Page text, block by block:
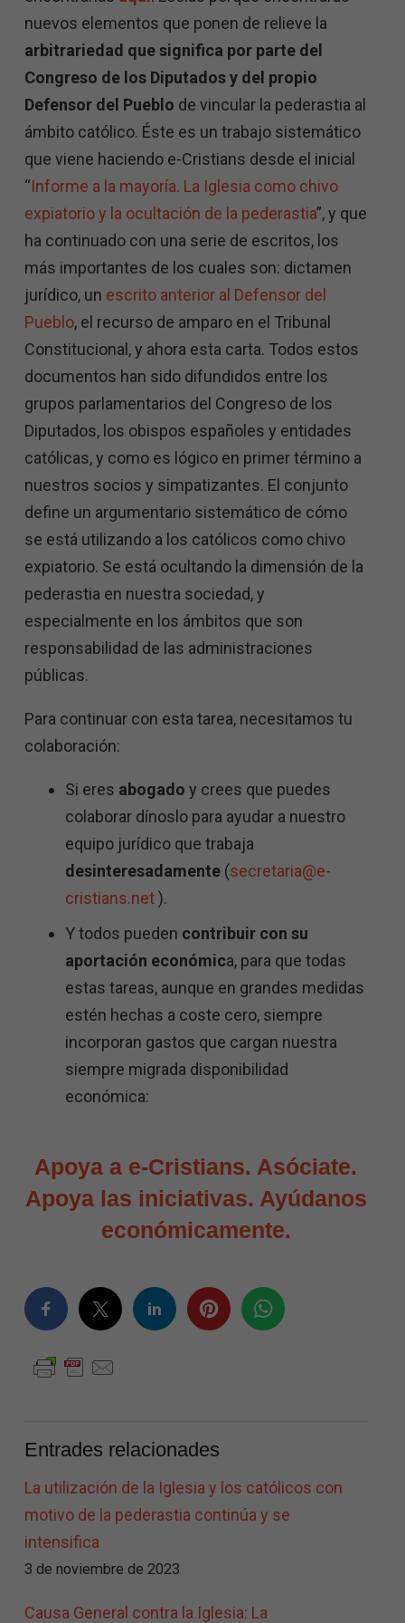
nuevos elementos que ponen de relieve la
arbitrariedad que significa por parte del
Congreso de los Diputados y del propio
Defensor del Pueblo de vincular la pederastia al
ámbito católico. Éste es un trabajo sistemático
que viene haciendo e-Cristians desde el inicial
“Informe a la mayoría. La Iglesia como chivo
expiatorio y la ocultación de la pederastia”, y que
ha continuado con una serie de escritos, los
más importantes de los cuales son: dictamen
jurídico, un escrito anterior al Defensor del
Pueblo, el recurso de amparo en el Tribunal
Constitucional, y ahora esta carta. Todos estos
documentos han sido difundidos entre los
grupos parlamentarios del Congreso de los
Diputados, los obispos españoles y entidades
católicas, y como es lógico en primer término a
nuestros socios y simpatizantes. El conjunto
define un argumentario sistemático de cómo
se está utilizando a los católicos como chivo
expiatorio. Se está ocultando la dimensión de la
pederastia en nuestra sociedad, y
especialmente en los ámbitos que son
responsabilidad de las administraciones
públicas.
Para continuar con esta tarea, necesitamos tu
colaboración:
Si eres abogado y crees que puedes
colaborar dínoslo para ayudar a nuestro
equipo jurídico que trabaja
desinteresadamente (secretaria@e-
cristians.net).
Y todos pueden contribuir con su
aportación económica, para que todas
estas tareas, aunque en grandes medidas
estén hechas a coste cero, siempre
incorporan gastos que cargan nuestra
siempre migrada disponibilidad
económica:
Apoya a e-Cristians. Asóciate.
Apoya las iniciativas. Ayúdanos
económicamente.
Entrades relacionades
La utilización de la Iglesia y los católicos con
motivo de la pederastia continúa y se
intensifica
3 de noviembre de 2023
Causa General contra la Iglesia: La